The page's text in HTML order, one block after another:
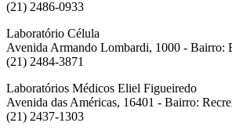
(21) 2486-0933
Laboratório Célula
Avenida Armando Lombardi, 1000 - Bairro:
(21) 2484-3871
Laboratórios Médicos Eliel Figueiredo
Avenida das Américas, 16401 - Bairro:
(21) 2437-1303